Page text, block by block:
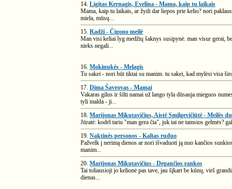
14. Ligitas Kernagis, Evelina - Mama, kaip tu laikais
Mama, kaip tu laikais, ar žydi dar liepos prie kelio? nori
miela, mūsų...
15. Radži - Čigono meilė
Man visi keliai lyg medžių šaknys susipynė. man visur gerai,
nieks negali...
16. Mokinukės - Melagis
Tu sakei - nori būt tiktai su manim. tu sakei, kad mylėsi visa
17. Dima Šavrovas - Mamai
Vakaras gilus ir šilti namai už lango tyla dūsauja mieguos
tyli malda - ji...
18. Marijonas Mikutavičius, Aistė Smilgevičiūtė - Meilės
Jūratė: kodėl tariu "man gera čia", juk tai ne tamsios gelmės?
19. Naktinės personos - Kaltas ruduo
Pažvelk į nerimą dienos ar nori išvaduoti ją nuo kančios
manim...
20. Marijonas Mikutavičius - Degančios rankos
Tai toliausioji jo kelionė pas tave, jau šįkart be kūnų, virš
dienas...